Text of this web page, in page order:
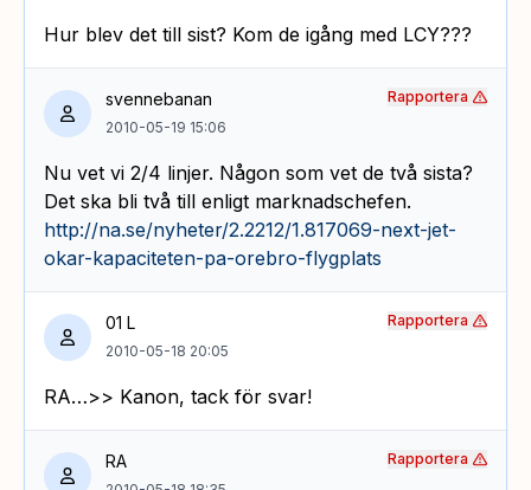
Hur blev det till sist? Kom de igång med LCY???
svennebanan
2010-05-19 15:06
Nu vet vi 2/4 linjer. Någon som vet de två sista?
Det ska bli två till enligt marknadschefen.
http://na.se/nyheter/2.2212/1.817069-next-jet-
okar-kapaciteten-pa-orebro-flygplats
Rapportera
01 L
2010-05-18 20:05
RA…>> Kanon, tack för svar!
Rapportera
RA Rapportera